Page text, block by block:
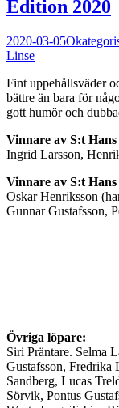
Edition 2020
2020-03-05
Linse
Fint uppehållsväder
bättre än bara för
gott humör och
Vinnare av S:t
Ingrid Larsson,
Vinnare av S:t
Oskar Henriksson
Gunnar Gustafsson,
Övriga löpare:
Siri Präntare. Selma
Gustafsson, Fredrika
Sandberg, Lucas
Sörvik, Pontus